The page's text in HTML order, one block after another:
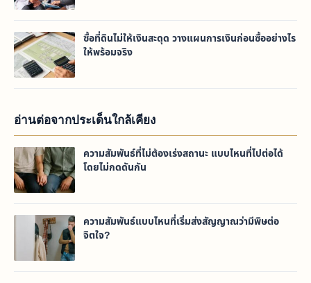
ซื้อที่ดินไม่ให้เงินสะดุด วางแผนการเงินก่อนซื้ออย่างไร
ให้พร้อมจริง
อ่านต่อจากประเด็นใกล้เคียง
ความสัมพันธ์ที่ไม่ต้องเร่งสถานะ แบบไหนที่ไปต่อได้
โดยไม่กดดันกัน
ความสัมพันธ์แบบไหนที่เริ่มส่งสัญญาณว่ามีพิษต่อ
จิตใจ?